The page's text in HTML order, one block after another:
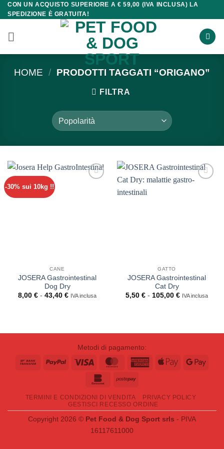
Salta
ai
contenuti
CON UN ACQUISTO SUPERIORE A € 59,00 (IVA INCLUSA) LA
SPEDIZIONE È GRATUITA!
HOME / PRODOTTI TAGGATI “ORIGANO”
FILTRA
-30% sui 10kg !!
CANE
JOSERA Gastrointestinal
Dog Dry
8,00 € - 43,40 €Fascia
43,40 €
IVA inclusa
GATTO
JOSERA Gastrointestinal
Cat Dry
5,50 € - 105,00 €Fascia
105,00 €
IVA inclusa
Metodi di pagamento:
Bank
PayPal Visa MasterCardAmericanApple
BankomatPostepay
TERMINI E CONDIZIONI DI VENDITA
PRIVACY POLICY
GESTISCI RECESSO ORDINE
Copyright 2026 © Pet Food & Dog Sport srls - PIVA
16117611000